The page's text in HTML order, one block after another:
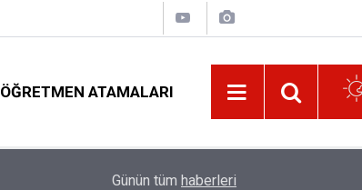
ÖĞRETMEN ATAMALARI
O Öğretmenlere 15 Ağustos'ta Ek Ödeme
Günün tüm haberleri